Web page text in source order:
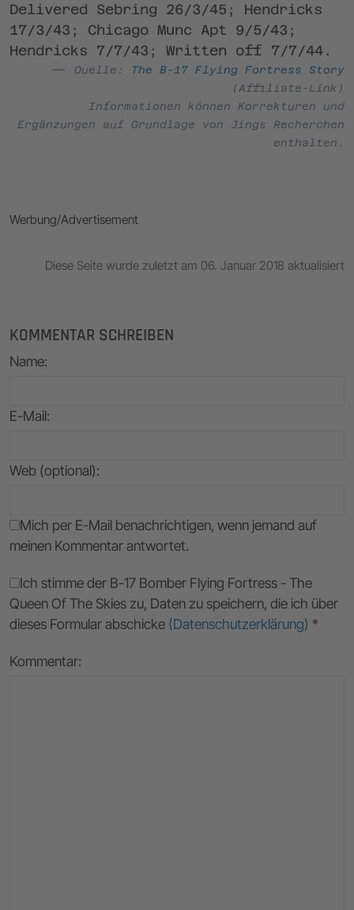
Delivered Sebring 26/3/45; Hendricks
17/3/43; Chicago Munc Apt 9/5/43;
Hendricks 7/7/43; Written off 7/7/44.
Quelle:
The B-17 Flying Fortress Story
(Affiliate-Link)
Informationen können Korrekturen und
Ergänzungen auf Grundlage von Jings Recherchen
enthalten.
Werbung/Advertisement
Diese Seite wurde zuletzt am 06. Januar 2018 aktualisiert
KOMMENTAR SCHREIBEN
Name:
E-Mail:
Web (optional):
Mich per E-Mail benachrichtigen, wenn jemand auf
meinen Kommentar antwortet.
Ich stimme der B-17 Bomber Flying Fortress - The
Queen Of The Skies zu, Daten zu speichern, die ich über
dieses Formular abschicke (Datenschutzerklärung) *
Kommentar: